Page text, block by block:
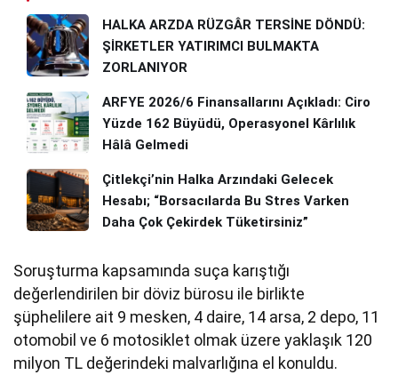
HALKA ARZDA RÜZGÂR TERSİNE DÖNDÜ:
ŞİRKETLER YATIRIMCI BULMAKTA
ZORLANIYOR
ARFYE 2026/6 Finansallarını Açıkladı: Ciro
Yüzde 162 Büyüdü, Operasyonel Kârlılık
Hâlâ Gelmedi
Çitlekçi’nin Halka Arzındaki Gelecek
Hesabı; “Borsacılarda Bu Stres Varken
Daha Çok Çekirdek Tüketirsiniz”
Soruşturma kapsamında suça karıştığı
değerlendirilen bir döviz bürosu ile birlikte
şüphelilere ait 9 mesken, 4 daire, 14 arsa, 2 depo, 11
otomobil ve 6 motosiklet olmak üzere yaklaşık 120
milyon TL değerindeki malvarlığına el konuldu.